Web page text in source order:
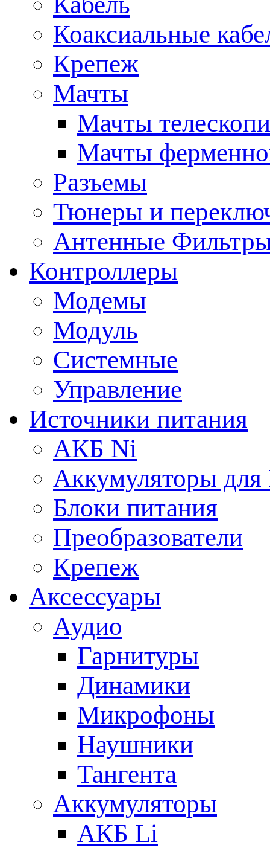
Коаксиальные
Крепеж
Мачты
Мачты
Мачты
Разъемы
Тюнеры и
Антенные
Контроллеры
Модемы
Модуль
Системные
Управление
Источники питания
АКБ Ni
Аккумуляторы
Блоки питания
Преобразователи
Крепеж
Аксессуары
Аудио
Гарнитуры
Динамики
Микрофоны
Наушники
Тангента
Аккумуляторы
АКБ Li